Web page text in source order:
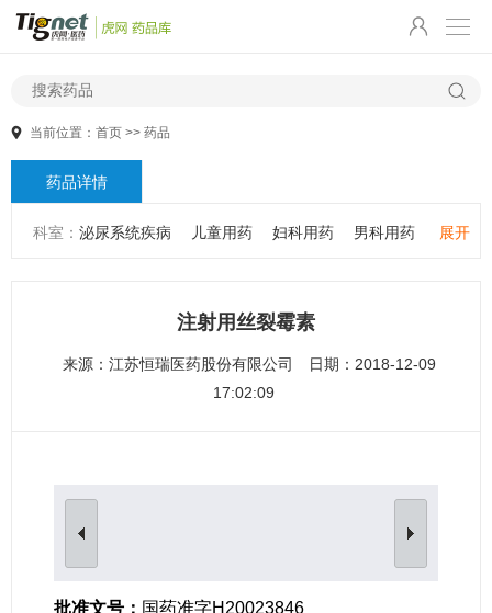
当前位置： 首页 >> 药品
药品详情
展开
科室： 泌尿系统疾病 儿童用药 妇科用药 男科用药
心血管系统疾病 精神心理疾病
性传播疾病
女性生殖及妊娠疾病
注射用丝裂霉素
来源： 江苏恒瑞医药股份有限公司
日期：2018-12-09
17:02:09
批准文号： 国药准字H20023846